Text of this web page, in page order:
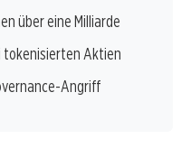
über eine Milliarde
tokenisierten Aktien
Angriff